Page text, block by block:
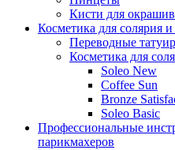
Кисти для
Косметика для солярия
Переводные
Косметика для
Soleo New
Coffee Sun
Bronze
Soleo Basic
Профессиональные
парикмахеров